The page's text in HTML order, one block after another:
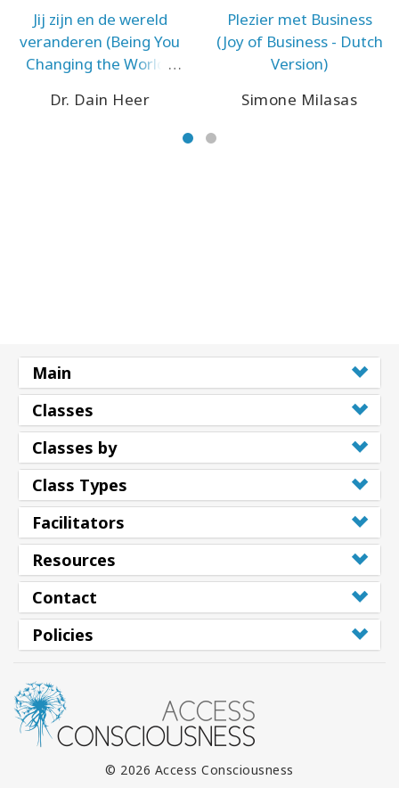
Jij zijn en de wereld
veranderen (Being You
Changing the World -
Dr. Dain Heer
Plezier met Business
(Joy of Business - Dutch
Version)
Simone Milasas
Main
Classes
Classes by
Class Types
Facilitators
Resources
Contact
Policies
© 2026 Access Consciousness